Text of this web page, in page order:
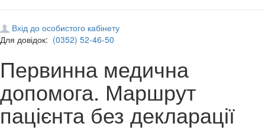
Вхід до особистого кабінету
Для довідок: (0352) 52-46-50
Первинна медична
допомога. Маршрут
пацієнта без декларації